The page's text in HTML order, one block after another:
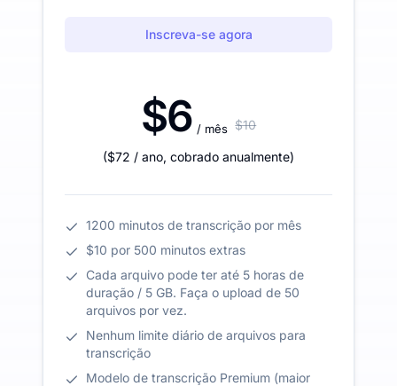
Inscreva-se agora
$6 / mês $10
($72 / ano, cobrado anualmente)
1200 minutos de transcrição por mês
$10 por 500 minutos extras
Cada arquivo pode ter até 5 horas de
duração / 5 GB. Faça o upload de 50
arquivos por vez.
Nenhum limite diário de arquivos para
transcrição
Modelo de transcrição Premium (maior